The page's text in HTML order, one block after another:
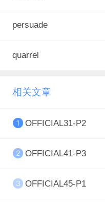
persuade
quarrel
相关文章
OFFICIAL31-P2
OFFICIAL41-P3
OFFICIAL45-P1